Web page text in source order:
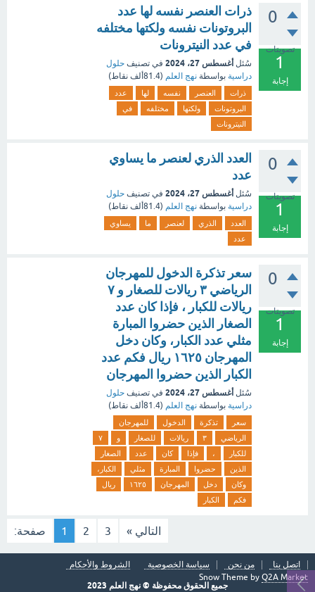
0
تصويتات
1
إجابة
ذرات العنصر نفسه لها عدد
البروتونات نفسه ولكتها مختلفه
في عدد النيترونات
سُئل أغسطس 27، 2024 في تصنيف حلول
دراسية بواسطة نهج العلم (81.4ألف نقاط)
ذرات العنصر نفسه لها
عدد
البروتونات
ولكتها مختلفه
في
النيترونات
0
تصويتات
1
إجابة
العدد الذري لعنصر ما يساوي
عدد
سُئل أغسطس 27، 2024 في تصنيف حلول
دراسية بواسطة نهج العلم (81.4ألف نقاط)
العدد الذري لعنصر ما
يساوي
عدد
0
تصويتات
1
إجابة
سعر تذكرة الدخول للمهرجان
الرياضي ٣ ريالات للصغار و ٧
ريالات للكبار ، فإذا كان عدد
الصغار الذين حضروا المبارة
مثلي عدد الكبار، وكان دخل
المهرجان ١٦٢٥ ريال فكم عدد
الكبار الذين حضروا المهرجان
سُئل أغسطس 27، 2024 في تصنيف حلول
دراسية بواسطة نهج العلم (81.4ألف نقاط)
سعر تذكرة الدخول
للمهرجان
الرياضي
٣ ريالات للصغار و
٧
للكبار
، فإذا كان عدد
الصغار
الذين
حضروا المبارة مثلي
الكبار،
وكان
دخل المهرجان ١٦٢٥
ريال
فكم
الكبار
صفحة: 1 2 3 التالي »
اتصل بنا من نحن سياسة الخصوصية
الشروط والأحكام
Snow Theme by Q2A Market
جميع الحقوق محفوظة © نهج العلم 2023